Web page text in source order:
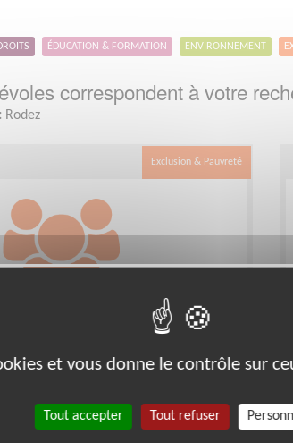
ÉDUCATION & FORMATION ENVIRONNEMENT
correspondent à votre
Rodez
Exclusion & Pauvreté
du Bus de l'Adie !
Sécurité, Transport
pour le Droit à l'Initiative Economique
et vous donne le contrôle sur
Tout accepter Tout refuser